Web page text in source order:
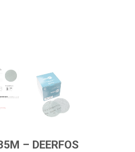
– DEERFOS